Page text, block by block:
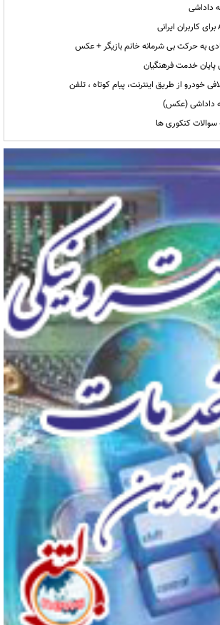
داداشی
به حرکت بی شرمانه خانم بازیگر + عکس
خودرو از طریق اینترنت، پیام کوتاه ، تلفن
داداشی (عکس)
کنکوری ها